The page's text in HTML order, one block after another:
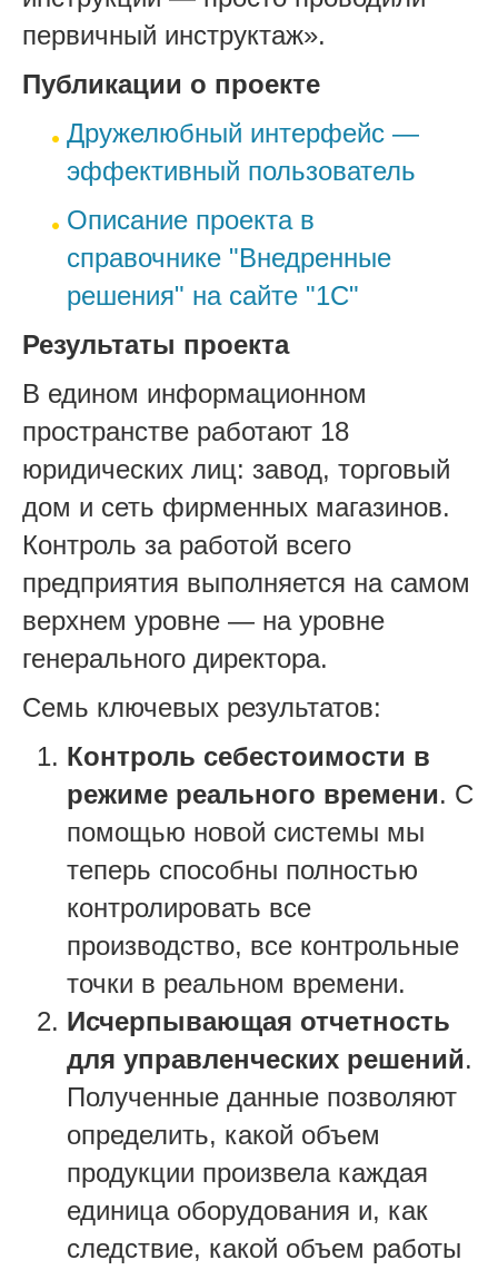
первичный инструктаж».
Публикации о проекте
Дружелюбный интерфейс —
эффективный пользователь
Описание проекта в
справочнике "Внедренные
решения" на сайте "1С"
Результаты проекта
В едином информационном
пространстве работают 18
юридических лиц: завод, торговый
дом и сеть фирменных магазинов.
Контроль за работой всего
предприятия выполняется на самом
верхнем уровне — на уровне
генерального директора.
Семь ключевых результатов:
Контроль себестоимости в
режиме реального времени. С
помощью новой системы мы
теперь способны полностью
контролировать все
производство, все контрольные
точки в реальном времени.
Исчерпывающая отчетность
для управленческих решений.
Полученные данные позволяют
определить, какой объем
продукции произвела каждая
единица оборудования и, как
следствие, какой объем работы